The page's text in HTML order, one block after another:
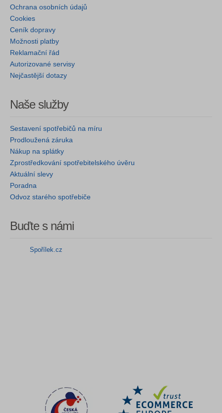
Ochrana osobních údajů
Cookies
Ceník dopravy
Možnosti platby
Reklamační řád
Autorizované servisy
Nejčastější dotazy
Naše služby
Sestavení spotřebičů na míru
Prodloužená záruka
Nákup na splátky
Zprostředkování spotřebitelského úvěru
Aktuální slevy
Poradna
Odvoz starého spotřebiče
Buďte s námi
Spořílek.cz